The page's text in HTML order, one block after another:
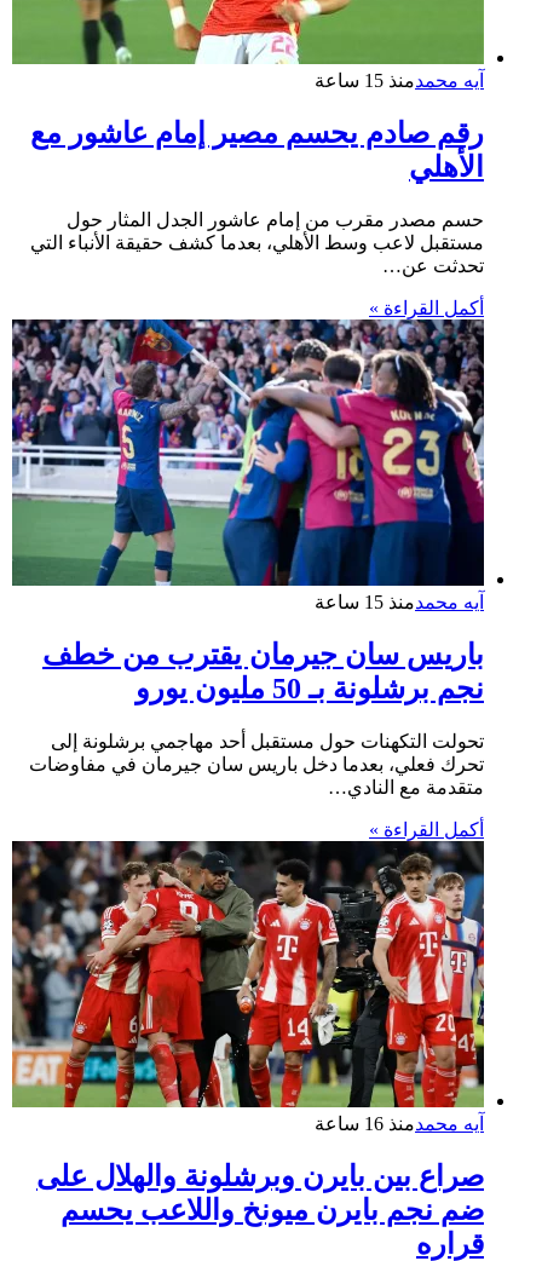
آيه محمدمنذ 15 ساعة
رقم صادم يحسم مصير إمام عاشور مع
الأهلي
حسم مصدر مقرب من إمام عاشور الجدل المثار حول
مستقبل لاعب وسط الأهلي، بعدما كشف حقيقة الأنباء التي
تحدثت عن…
أكمل القراءة »
آيه محمدمنذ 15 ساعة
باريس سان جيرمان يقترب من خطف
نجم برشلونة بـ 50 مليون يورو
تحولت التكهنات حول مستقبل أحد مهاجمي برشلونة إلى
تحرك فعلي، بعدما دخل باريس سان جيرمان في مفاوضات
متقدمة مع النادي…
أكمل القراءة »
آيه محمدمنذ 16 ساعة
صراع بين بايرن وبرشلونة والهلال على
ضم نجم بايرن ميونخ واللاعب يحسم
قراره